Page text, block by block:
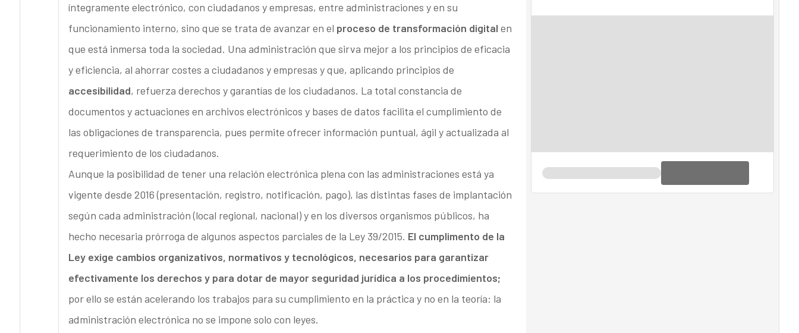
íntegramente electrónico, con ciudadanos y empresas, entre administraciones y en su
funcionamiento interno, sino que se trata de avanzar en el proceso de transformación digital en
que está inmersa toda la sociedad. Una administración que sirva mejor a los principios de eficacia
y eficiencia, al ahorrar costes a ciudadanos y empresas y que, aplicando principios de
accesibilidad, refuerza derechos y garantías de los ciudadanos. La total constancia de
documentos y actuaciones en archivos electrónicos y bases de datos facilita el cumplimiento de
las obligaciones de transparencia, pues permite ofrecer información puntual, ágil y actualizada al
requerimiento de los ciudadanos.
Aunque la posibilidad de tener una relación electrónica plena con las administraciones está ya
vigente desde 2016 (presentación, registro, notificación, pago), las distintas fases de implantación
según cada administración (local regional, nacional) y en los diversos organismos públicos, ha
hecho necesaria prórroga de algunos aspectos parciales de la Ley 39/2015. El cumplimento de la
Ley exige cambios organizativos, normativos y tecnológicos, necesarios para garantizar
efectivamente los derechos y para dotar de mayor seguridad jurídica a los procedimientos;
por ello se están acelerando los trabajos para su cumplimiento en la práctica y no en la teoría: la
administración electrónica no se impone solo con leyes.